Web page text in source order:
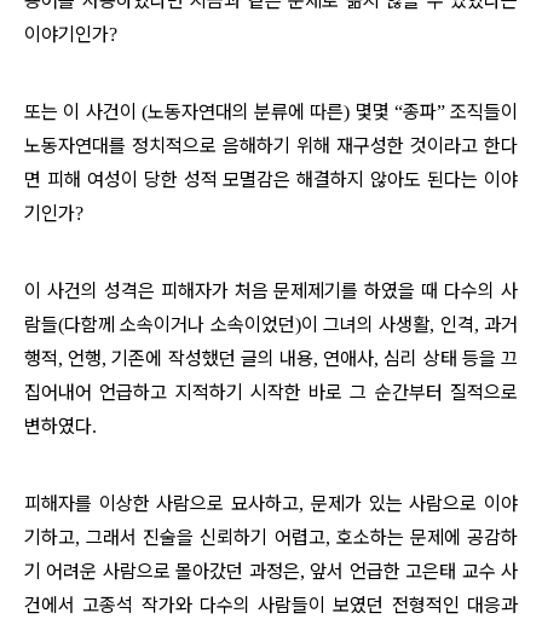
이야기인가?
또는 이 사건이 (노동자연대의 분류에 따른) 몇몇 “종파” 조직들이
노동자연대를 정치적으로 음해하기 위해 재구성한 것이라고 한다
면 피해 여성이 당한 성적 모멸감은 해결하지 않아도 된다는 이야
기인가?
이 사건의 성격은 피해자가 처음 문제제기를 하였을 때 다수의 사
람들(다함께 소속이거나 소속이었던)이 그녀의 사생활, 인격,과거
행적,언행,기존에 작성했던 글의 내용,연애사, 심리 상태 등을 끄
집어내어 언급하고 지적하기 시작한 바로 그 순간부터 질적으로
변하였다.
피해자를 이상한 사람으로 묘사하고, 문제가 있는 사람으로 이야
기하고,그래서 진술을 신뢰하기 어렵고, 호소하는 문제에 공감하
기 어려운 사람으로 몰아갔던 과정은,앞서 언급한 고은태 교수 사
건에서 고종석 작가와 다수의 사람들이 보였던 전형적인 대응과